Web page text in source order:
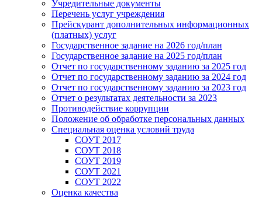
Учредительные документы
Перечень услуг учреждения
Прейскурант дополнительных информационных
(платных) услуг
Государственное задание на 2026 год/план
Государственное задание на 2025 год/план
Отчет по государственному заданию за 2025 год
Отчет по государственному заданию за 2024 год
Отчет по государственному заданию за 2023 год
Отчет о результатах деятельности за 2023
Противодействие коррупции
Положение об обработке персональных данных
Специальная оценка условий труда
СОУТ 2017
СОУТ 2018
СОУТ 2019
СОУТ 2021
СОУТ 2022
Оценка качества